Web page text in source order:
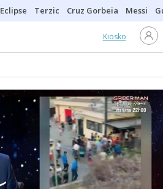
Eclipse Terzic Cruz Gorbeia Messi
Kiosko